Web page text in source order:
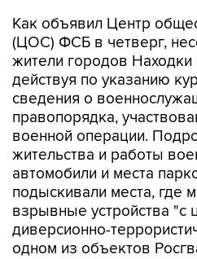
Как объявил Центр
(ЦОС) ФСБ в четверг,
жители городов Находки
действуя по указанию
сведения о
правопорядка,
военной операции.
жительства и работы
автомобили и места
подыскивали места, где
взрывные устройства
диверсионно-
одном из объектов